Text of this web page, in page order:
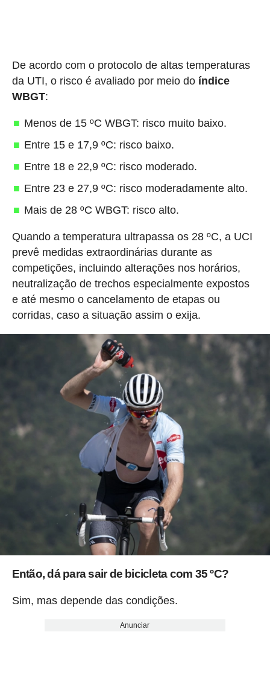
De acordo com o protocolo de altas temperaturas
da UTI, o risco é avaliado por meio do índice
WBGT:
Menos de 15 ºC WBGT: risco muito baixo.
Entre 15 e 17,9 ºC: risco baixo.
Entre 18 e 22,9 ºC: risco moderado.
Entre 23 e 27,9 ºC: risco moderadamente alto.
Mais de 28 ºC WBGT: risco alto.
Quando a temperatura ultrapassa os 28 ºC, a UCI
prevê medidas extraordinárias durante as
competições, incluindo alterações nos horários,
neutralização de trechos especialmente expostos
e até mesmo o cancelamento de etapas ou
corridas, caso a situação assim o exija.
Então, dá para sair de bicicleta com 35 ºC?
Sim, mas depende das condições.
Anunciar